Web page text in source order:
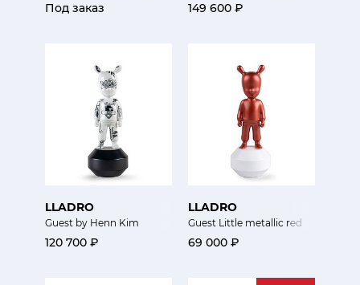
Под заказ 149 600 ₽
LLADRO
Guest by Henn Kim
120 700 ₽
LLADRO
Guest Little metallic red
69 000 ₽